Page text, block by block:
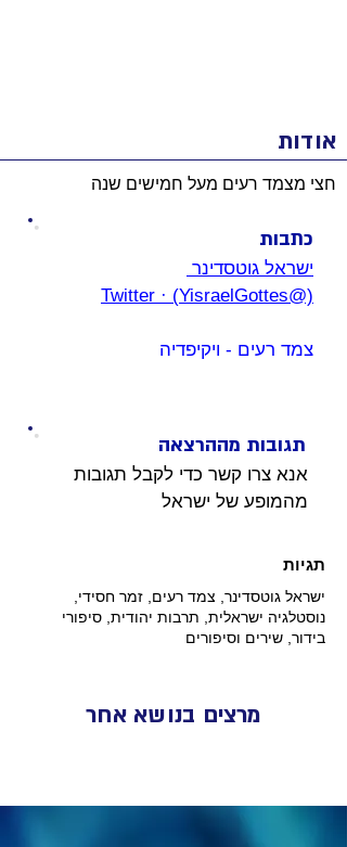
אודות
חצי מצמד רעים מעל חמישים שנה
כתבות
ישראל גוטסדינר
(@YisraelGottes) · Twitter
צמד רעים - ויקיפדיה
תגובות מההרצאה
אנא צרו קשר כדי לקבל תגובות
מהמופע של ישראל
תגיות
ישראל גוטסדינר, צמד רעים, זמר חסידי,
נוסטלגיה ישראלית, תרבות יהודית, סיפורי
בידור, שירים וסיפורים
מרצים בנושא אחר